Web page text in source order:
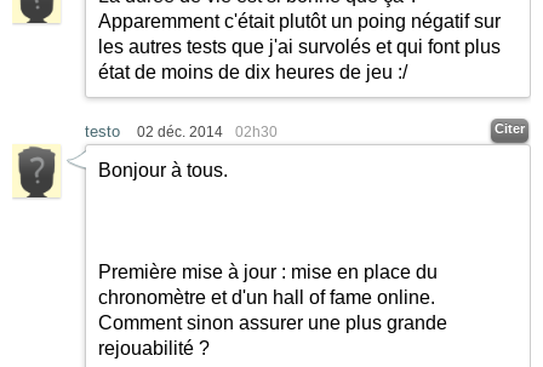
Apparemment c'était plutôt un poing négatif sur
les autres tests que j'ai survolés et qui font plus
état de moins de dix heures de jeu :/
testo 02 déc. 2014 02h30 Citer
Bonjour à tous.
Première mise à jour : mise en place du
chronomètre et d'un hall of fame online.
Comment sinon assurer une plus grande
rejouabilité ?